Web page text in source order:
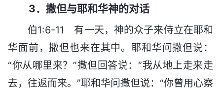
3．撒但与耶和华神的对话
伯1:6-11 有一天，神的众子来侍立在耶和
华面前，撒但也来在其中。耶和华问撒但说：
“你从哪里来？”撒但回答说：“我从地上走来走
去，往返而来。”耶和华问撒但说：“你曾用心察